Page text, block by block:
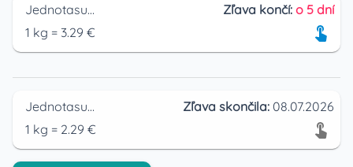
Jednotasupermarket Zľava končí: o 5 dní
1 kg = 3.29 €
Jednotasupermarket Zľava skončila: 08.07.2026
1 kg = 2.29 €